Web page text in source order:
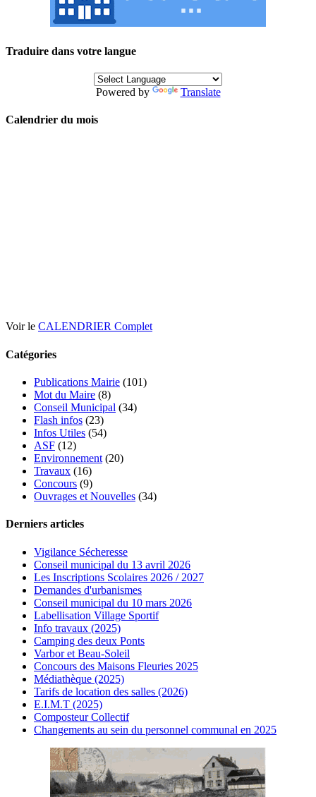
Traduire dans votre langue
Powered by Translate
Calendrier du mois
Voir le CALENDRIER Complet
Catégories
Publications Mairie (101)
Mot du Maire (8)
Conseil Municipal (34)
Flash infos (23)
Infos Utiles (54)
ASF (12)
Environnement (20)
Travaux (16)
Concours (9)
Ouvrages et Nouvelles (34)
Derniers articles
Vigilance Sécheresse
Conseil municipal du 13 avril 2026
Les Inscriptions Scolaires 2026 / 2027
Demandes d'urbanismes
Conseil municipal du 10 mars 2026
Labellisation Village Sportif
Info travaux (2025)
Camping des deux Ponts
Varbor et Beau-Soleil
Concours des Maisons Fleuries 2025
Médiathèque (2025)
Tarifs de location des salles (2026)
E.I.M.T (2025)
Composteur Collectif
Changements au sein du personnel communal en 2025